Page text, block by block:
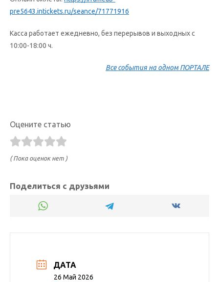
pre5643.intickets.ru/seance/71771916
Касса работает ежедневно, без перерывов и выходных с
10:00-18:00 ч.
Все события на одном ПОРТАЛЕ
Оцените статью
( Пока оценок нет )
Поделиться с друзьями
ДАТА
26 Май 2026